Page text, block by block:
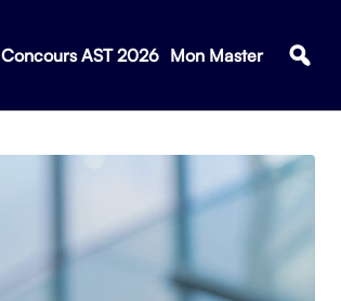
Concours AST 2026 Mon Master